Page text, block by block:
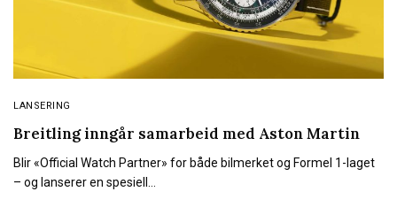
LANSERING
Breitling inngår samarbeid med Aston Martin
Blir «Official Watch Partner» for både bilmerket og Formel 1-laget
– og lanserer en spesiell…